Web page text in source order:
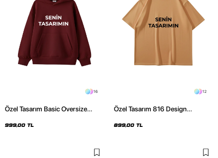
16
Özel Tasarım Basic Oversize
999,00 TL
12
Özel Tasarım 816 Design
Oversize Tshirt
899,00 TL